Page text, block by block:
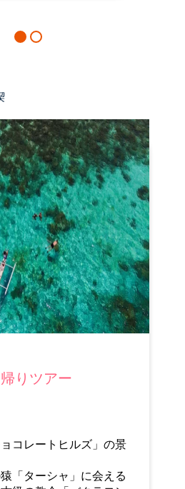
りツアー
コレートヒルズ」の景
「ターシャ」に会える